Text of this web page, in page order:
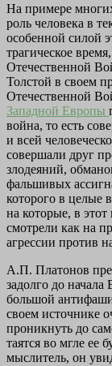
На примере
роль человека в
особенной силой
трагическое
Отечественной
Толстой в своем
Отечественной
Западной Европы
война, то есть
и всей
совершали друг
злодеяний,
фальшивых
которого в целые
на которые, в
смотрели как на
агрессии против
А.П. Платонов
задолго до начала
большой
своем источнике
проникнуть до
таятся во мгле ее
мыслитель, он